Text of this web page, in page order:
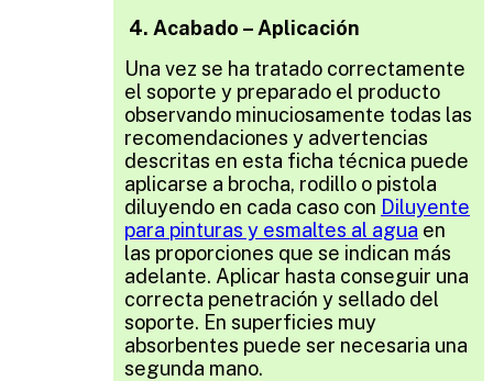
4. Acabado – Aplicación
Una vez se ha tratado correctamente
el soporte y preparado el producto
observando minuciosamente todas las
recomendaciones y advertencias
descritas en esta ficha técnica puede
aplicarse a brocha, rodillo o pistola
diluyendo en cada caso con Diluyente
para pinturas y esmaltes al agua en
las proporciones que se indican más
adelante. Aplicar hasta conseguir una
correcta penetración y sellado del
soporte. En superficies muy
absorbentes puede ser necesaria una
segunda mano.